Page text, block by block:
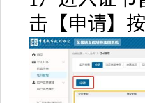
击【申请】